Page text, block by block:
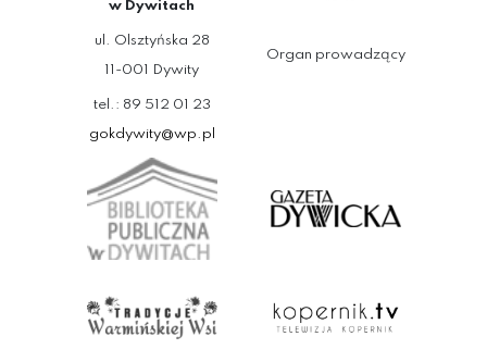
w Dywitach
ul. Olsztyńska 28
11-001 Dywity
tel.: 89 512 01 23
gokdywity@wp.pl
Organ prowadzący